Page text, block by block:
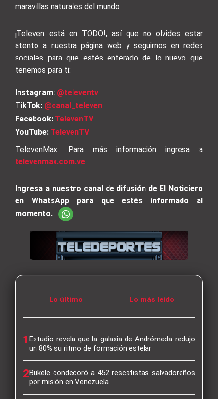
maravillas naturales del mundo
¡Televen está en TODO!, así que no olvides estar
atento a nuestra página web y seguirnos en redes
sociales para que estés enterado de lo nuevo que
tenemos para ti:
Instagram: @televentv
TikTok: @canal_televen
Facebook: TelevenTV
YouTube: TelevenTV
TelevenMax: Para más información ingresa a
televenmax.com.ve
Ingresa a nuestro canal de difusión de El Noticiero
en WhatsApp para que estés informado al
momento.
Lo último Lo más leído
1Estudio revela que la galaxia de Andrómeda redujo
un 80% su ritmo de formación estelar
2Bukele condecoró a 452 rescatistas salvadoreños
por misión en Venezuela